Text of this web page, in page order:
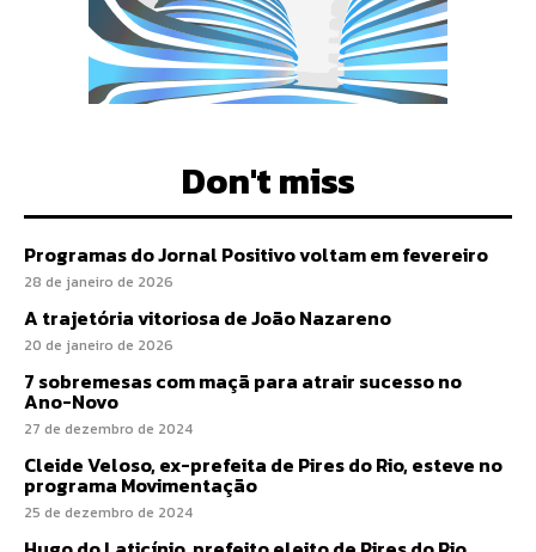
Don't miss
Programas do Jornal Positivo voltam em fevereiro
28 de janeiro de 2026
A trajetória vitoriosa de João Nazareno
20 de janeiro de 2026
7 sobremesas com maçã para atrair sucesso no
Ano-Novo
27 de dezembro de 2024
Cleide Veloso, ex-prefeita de Pires do Rio, esteve no
programa Movimentação
25 de dezembro de 2024